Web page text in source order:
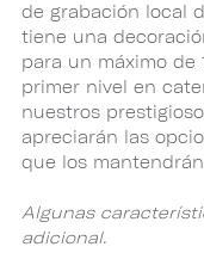
de grabación local
tiene una
para un máximo de
primer nivel en
nuestros
apreciarán las
que los
Algunas
adicional.